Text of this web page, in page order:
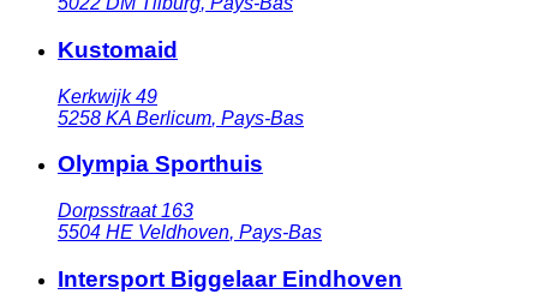
Kustomaid
Kerkwijk 49
5258 KA Berlicum, Pays-Bas
Olympia Sporthuis
Dorpsstraat 163
5504 HE Veldhoven, Pays-Bas
Intersport Biggelaar Eindhoven